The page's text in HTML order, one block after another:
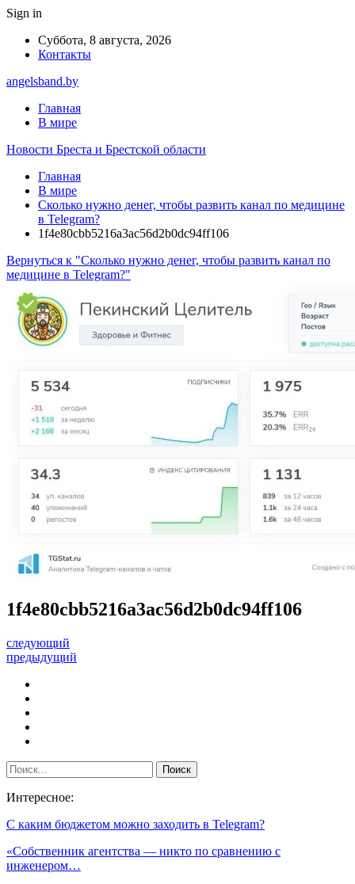
Sign in
Суббота, 8 августа, 2026
Контакты
angelsband.by
Главная
В мире
Новости Бреста и Брестской области
Главная
В мире
Сколько нужно денег, чтобы развить канал по медицине
в Telegram?
1f4e80cbb5216a3ac56d2b0dc94ff106
Вернуться к "Сколько нужно денег, чтобы развить канал по
медицине в Telegram?"
1f4e80cbb5216a3ac56d2b0dc94ff106
следующий
предыдущий
Интересное:
С каким бюджетом можно заходить в Telegram?
«Собственник агентства — никто по сравнению с
инженером…